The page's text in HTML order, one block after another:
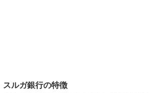
スルガ銀行の特徴